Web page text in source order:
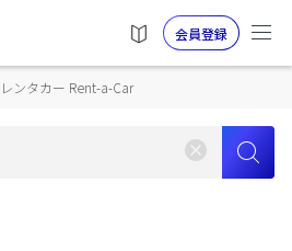
会員登録
ンタカー Rent-a-Car